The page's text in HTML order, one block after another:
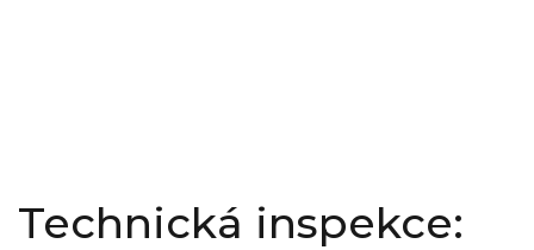
Technická inspekce: